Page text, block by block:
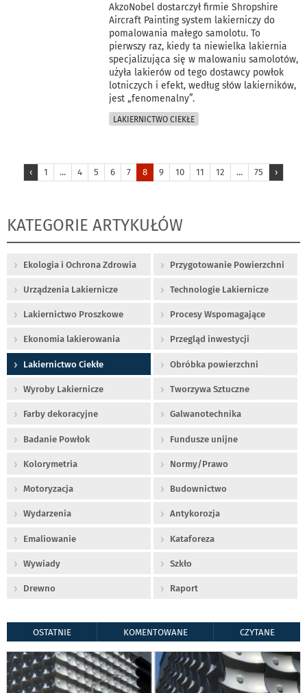
AkzoNobel dostarczył firmie Shropshire
Aircraft Painting system lakierniczy do
pomalowania małego samolotu. To
pierwszy raz, kiedy ta niewielka lakiernia
specjalizująca się w malowaniu samolotów,
użyła lakierów od tego dostawcy powłok
lotniczych i efekt, według słów lakierników,
jest „fenomenalny”.
LAKIERNICTWO CIEKŁE
‹ 1 ... 4 5 6 7 8 9 10 11 12 ... 75 ›
KATEGORIE ARTYKUŁÓW
Ekologia i Ochrona Zdrowia Przygotowanie Powierzchni
Urządzenia Lakiernicze Technologie Lakiernicze
Lakiernictwo Proszkowe Procesy Wspomagające
Ekonomia lakierowania Przegląd inwestycji
Lakiernictwo Ciekłe Obróbka powierzchni
Wyroby Lakiernicze Tworzywa Sztuczne
Farby dekoracyjne Galwanotechnika
Badanie Powłok Fundusze unijne
Kolorymetria Normy/Prawo
Motoryzacja Budownictwo
Wydarzenia Antykorozja
Emaliowanie Kataforeza
Wywiady Szkło
Drewno Raport
OSTATNIE KOMENTOWANE CZYTANE